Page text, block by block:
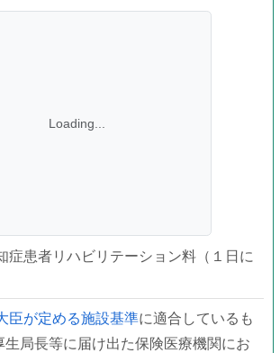
Loading...
症患者リハビリテーション料（１日に
臣が定める施設基準に適合しているも
生局長等に届け出た保険医療機関にお